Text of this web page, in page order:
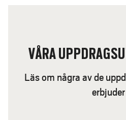
VÅRA
Läs om några av de
erbjuder